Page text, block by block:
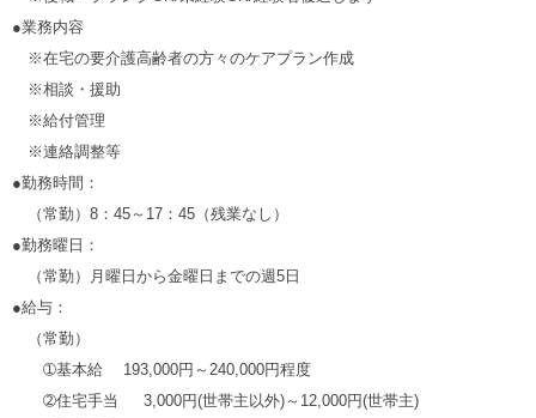
●業務内容
※在宅の要介護高齢者の方々のケアプラン作成
※相談・援助
※給付管理
※連絡調整等
●勤務時間：
（常勤）8：45～17：45（残業なし）
●勤務曜日：
（常勤）月曜日から金曜日までの週5日
●給与：
（常勤）
➀基本給 193,000円～240,000円程度
➁住宅手当 3,000円(世帯主以外)～12,000円(世帯主)